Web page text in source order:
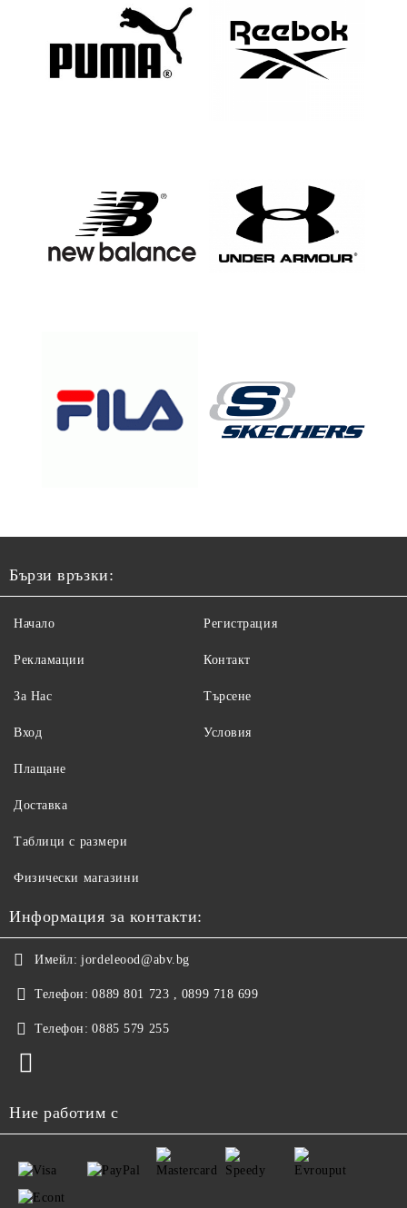
Бързи връзки:
Начало
Рекламации
За Нас
Вход
Регистрация
Контакт
Търсене
Условия
Плащане
Доставка
Таблици с размери
Физически магазини
Информация за контакти:
Имейл: jordeleood@abv.bg
Телефон: 0889 801 723 , 0899 718 699
Телефон: 0885 579 255
Ние работим с